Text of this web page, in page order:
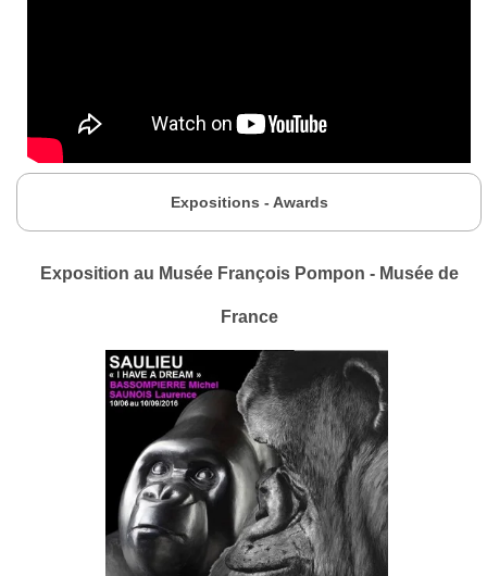
Expositions - Awards
Exposition au Musée François Pompon - Musée de
France